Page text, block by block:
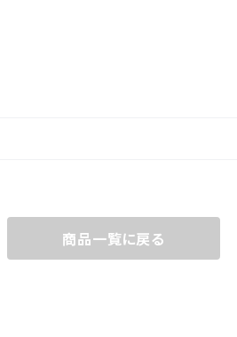
商品一覧に戻る